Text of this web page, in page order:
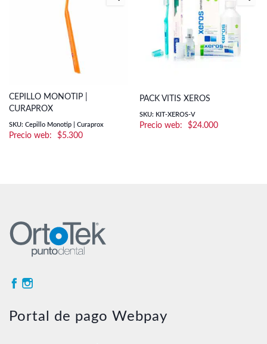
CEPILLO MONOTIP |
CURAPROX
SKU: Cepillo Monotip | Curaprox
$5.300
PACK VITIS XEROS
SKU: KIT-XEROS-V
$24.000
Portal de pago Webpay